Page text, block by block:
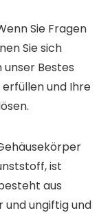
Sie Fragen
Sie sich
Bestes
und Ihre
ist
aus
und ungiftig und